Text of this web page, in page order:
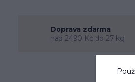
Doprava zdarma
nad 2490 Kč do 27 kg